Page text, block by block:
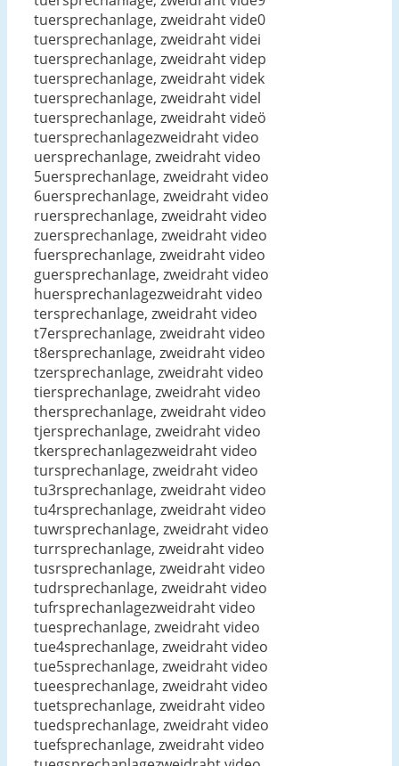
tuersprechanlage, zweidraht vide0
tuersprechanlage, zweidraht videi
tuersprechanlage, zweidraht videp
tuersprechanlage, zweidraht videk
tuersprechanlage, zweidraht videl
tuersprechanlage, zweidraht videö
tuersprechanlagezweidraht video
uersprechanlage, zweidraht video
5uersprechanlage, zweidraht video
6uersprechanlage, zweidraht video
ruersprechanlage, zweidraht video
zuersprechanlage, zweidraht video
fuersprechanlage, zweidraht video
guersprechanlage, zweidraht video
huersprechanlagezweidraht video
tersprechanlage, zweidraht video
t7ersprechanlage, zweidraht video
t8ersprechanlage, zweidraht video
tzersprechanlage, zweidraht video
tiersprechanlage, zweidraht video
thersprechanlage, zweidraht video
tjersprechanlage, zweidraht video
tkersprechanlagezweidraht video
tursprechanlage, zweidraht video
tu3rsprechanlage, zweidraht video
tu4rsprechanlage, zweidraht video
tuwrsprechanlage, zweidraht video
turrsprechanlage, zweidraht video
tusrsprechanlage, zweidraht video
tudrsprechanlage, zweidraht video
tufrsprechanlagezweidraht video
tuesprechanlage, zweidraht video
tue4sprechanlage, zweidraht video
tue5sprechanlage, zweidraht video
tueesprechanlage, zweidraht video
tuetsprechanlage, zweidraht video
tuedsprechanlage, zweidraht video
tuefsprechanlage, zweidraht video